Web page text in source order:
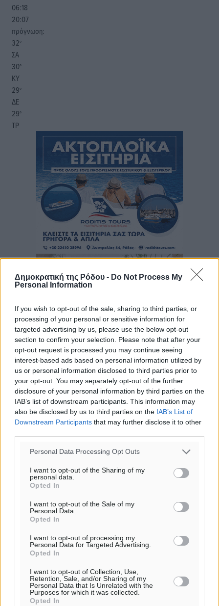
Δημοκρατική της Ρόδου - Do Not Process My
Personal Information
If you wish to opt-out of the sale, sharing to third parties, or
processing of your personal or sensitive information for
targeted advertising by us, please use the below opt-out
section to confirm your selection. Please note that after your
opt-out request is processed you may continue seeing
interest-based ads based on personal information utilized by
us or personal information disclosed to third parties prior to
your opt-out. You may separately opt-out of the further
disclosure of your personal information by third parties on the
IAB’s list of downstream participants. This information may
also be disclosed by us to third parties on the IAB’s List of
Downstream Participants that may further disclose it to other
Personal Data Processing Opt Outs
I want to opt-out of the Sharing of my
personal data.
Opted In
I want to opt-out of the Sale of my
Personal Data.
Opted In
I want to opt-out of processing my
Personal Data for Targeted Advertising.
Opted In
I want to opt-out of Collection, Use,
Retention, Sale, and/or Sharing of my
Personal Data that Is Unrelated with the
Purposes for which it was collected.
Opted In
06:18
20:07
πρόγνωση:
32°
ΣΑ
30°
ΚΥ
29°
ΔΕ
29°
ΤΡ
Ροή ειδήσεων
Άμεσα μέτρα για την ενίσχυση του Νοσοκομείου
Ρόδου και αντιμετώπιση των ελλείψεων προσωπικού
Τοπικές Ειδήσεις• πριν 6 λεπτά
Iατρικός Σύλλογος Ροδου προς Α. Γεωργιάδη: